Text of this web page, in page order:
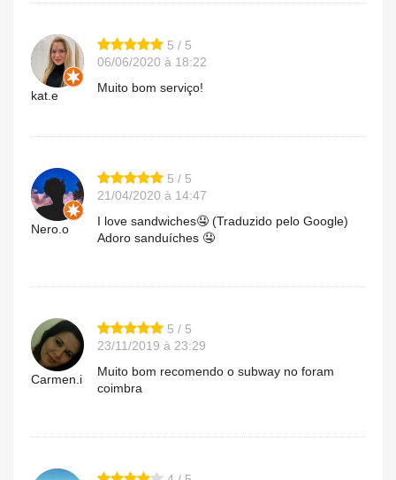
kat.e
5 / 5
06/06/2020 à 18:22
Muito bom serviço!
Nero.o
5 / 5
21/04/2020 à 14:47
I love sandwiches🤤 (Traduzido pelo Google)
Adoro sanduíches 🤤
Carmen.i
5 / 5
23/11/2019 à 23:29
Muito bom recomendo o subway no foram
coimbra